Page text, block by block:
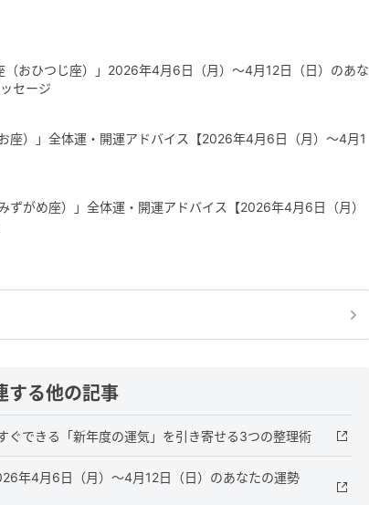
（おひつじ座）」2026年4月6日（月）～4月12日（日）のあな
セージ
座）」全体運・開運アドバイス【2026年4月6日（月）～4月1
ずがめ座）」全体運・開運アドバイス【2026年4月6日（月）
する他の記事
ぐできる「新年度の運気」を引き寄せる3つの整理術
年4月6日（月）～4月12日（日）のあなたの運勢